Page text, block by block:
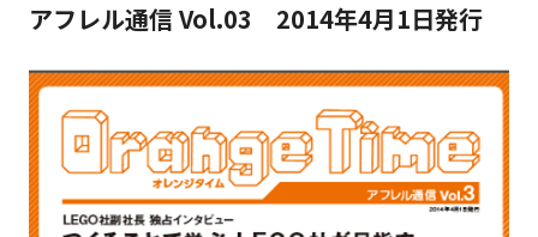
アフレル通信 Vol.03 2014年4月1日発行